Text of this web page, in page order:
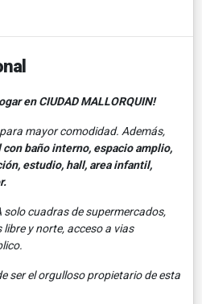
en CIUDAD MALLORQUIN!
mayor comodidad. Además,
baño interno, espacio amplio,
estudio, hall, area infantil,
solo cuadras de supermercados,
y norte, acceso a vias
ser el orgulloso propietario de esta